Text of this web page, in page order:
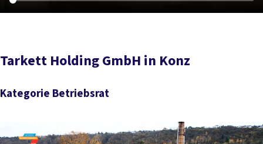
Tarkett Holding GmbH in Konz
Kategorie Betriebsrat